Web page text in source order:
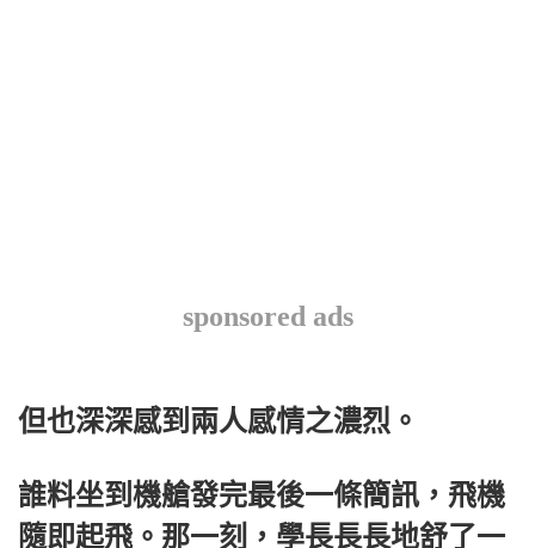
sponsored ads
但也深深感到兩人感情之濃烈。
誰料坐到機艙發完最後一條簡訊，飛機
隨即起飛。那一刻，學長長長地舒了一